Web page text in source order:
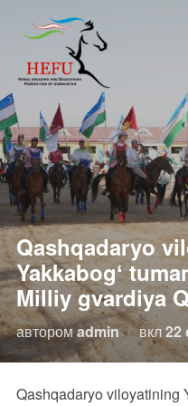
содержимому
Qashqadaryo
Yakkabogʻ
Milliy gvardiya
авторомadmin вкл22
Qashqadaryo viloyatining